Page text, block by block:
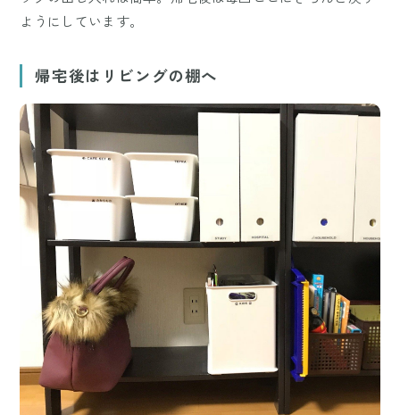
ようにしています。
帰宅後はリビングの棚へ